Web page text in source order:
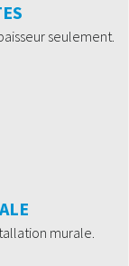
seulement.
murale.